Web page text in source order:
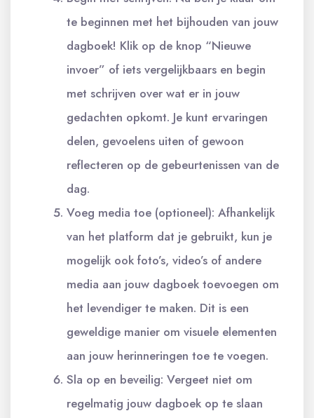
te beginnen met het bijhouden van jouw
dagboek! Klik op de knop “Nieuwe
invoer” of iets vergelijkbaars en begin
met schrijven over wat er in jouw
gedachten opkomt. Je kunt ervaringen
delen, gevoelens uiten of gewoon
reflecteren op de gebeurtenissen van de
dag.
Voeg media toe (optioneel): Afhankelijk
van het platform dat je gebruikt, kun je
mogelijk ook foto’s, video’s of andere
media aan jouw dagboek toevoegen om
het levendiger te maken. Dit is een
geweldige manier om visuele elementen
aan jouw herinneringen toe te voegen.
Sla op en beveilig: Vergeet niet om
regelmatig jouw dagboek op te slaan